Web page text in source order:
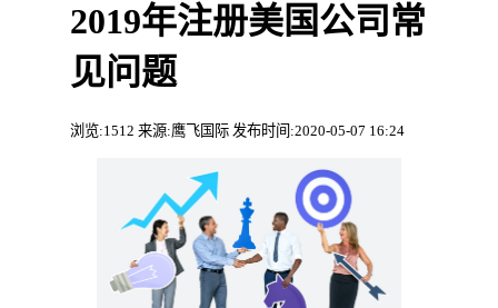
2019年注册美国公司常
见问题
浏览:1512 来源:鹰飞国际 发布时间:2020-05-07 16:24